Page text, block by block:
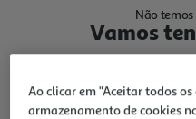
Não temos
Vamos
Ao clicar em "Aceitar todos
armazenamento de cookies